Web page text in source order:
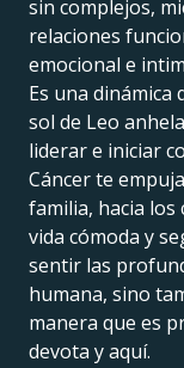
sin complejos,
relaciones
emocional e
Es una dinámica
sol de Leo
liderar e iniciar
Cáncer te
familia, hacia los
vida cómoda y
sentir las
humana, sino
manera que es
devota y aquí.